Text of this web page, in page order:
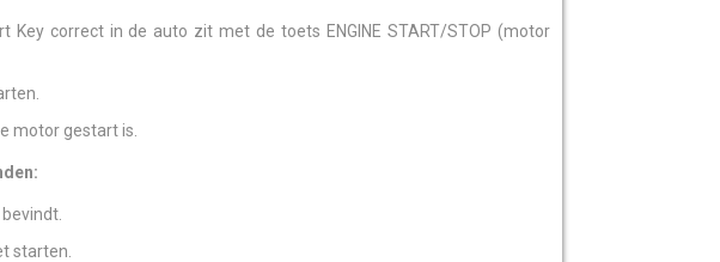
correct in de auto zit met de toets ENGINE START/STOP (motor
motor gestart is.
starten.